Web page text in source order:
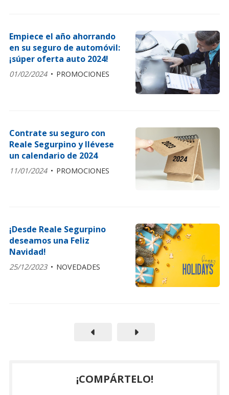
Empiece el año ahorrando
en su seguro de automóvil:
¡súper oferta auto 2024!
01/02/2024 PROMOCIONES
Contrate su seguro con
Reale Segurpino y llévese
un calendario de 2024
11/01/2024 PROMOCIONES
¡Desde Reale Segurpino
deseamos una Feliz
Navidad!
25/12/2023 NOVEDADES
¡COMPÁRTELO!